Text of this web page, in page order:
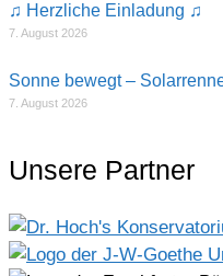
♫ Herzliche Einladung ♫
7. August 2026
Sonne bewegt –
7. August 2026
Unsere Partner